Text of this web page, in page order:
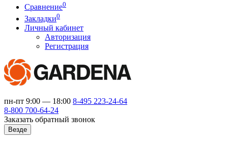
Сравнение0
Закладки0
Личный кабинет
Авторизация
Регистрация
пн-пт 9:00 — 18:00 8-495 223-24-64
8-800 700-64-24
Заказать обратный звонок
Везде